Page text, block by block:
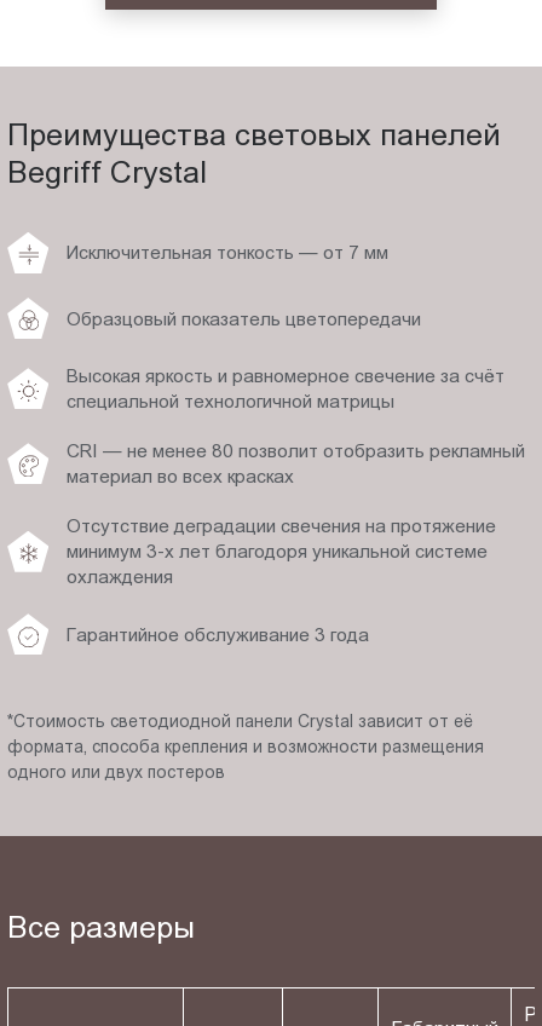
Преимущества световых панелей
Begriff Crystal
Исключительная тонкость — от 7 мм
Образцовый показатель цветопередачи
Высокая яркость и равномерное свечение за счёт
специальной технологичной матрицы
CRI — не менее 80 позволит отобразить рекламный
материал во всех красках
Отсутствие деградации свечения на протяжение
минимум 3-х лет благодоря уникальной системе
охлаждения
Гарантийное обслуживание 3 года
*Стоимость светодиодной панели Crystal зависит от её
формата, способа крепления и возможности размещения
одного или двух постеров
Все размеры